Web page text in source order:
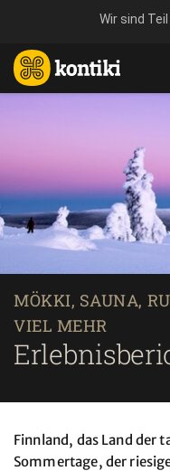
MÖKKI, SAUNA,
VIEL MEHR
Finnland, das Land der
Sommertage, der